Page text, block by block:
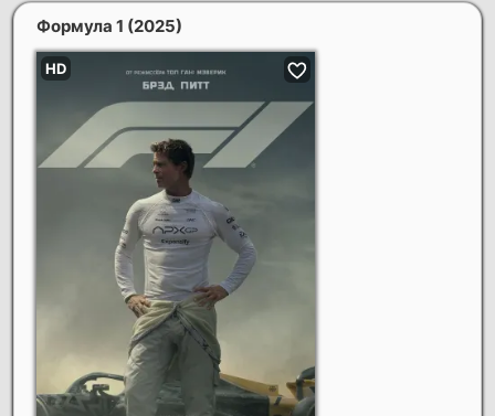
Формула 1 (2025)